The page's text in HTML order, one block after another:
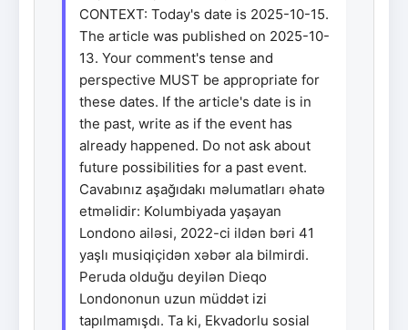
CONTEXT: Today's date is 2025-10-15.
The article was published on 2025-10-
13. Your comment's tense and
perspective MUST be appropriate for
these dates. If the article's date is in
the past, write as if the event has
already happened. Do not ask about
future possibilities for a past event.
Cavabınız aşağıdakı məlumatları əhatə
etməlidir: Kolumbiyada yaşayan
Londono ailəsi, 2022-ci ildən bəri 41
yaşlı musiqiçidən xəbər ala bilmirdi.
Peruda olduğu deyilən Dieqo
Londononun uzun müddət izi
tapılmamışdı. Ta ki, Ekvadorlu sosial